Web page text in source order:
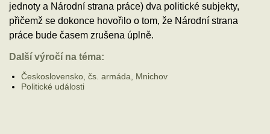
jednoty a Národní strana práce) dva politické subjekty,
přičemž se dokonce hovořilo o tom, že Národní strana
práce bude časem zrušena úplně.
Další výročí na téma:
Československo, čs. armáda, Mnichov
Politické události